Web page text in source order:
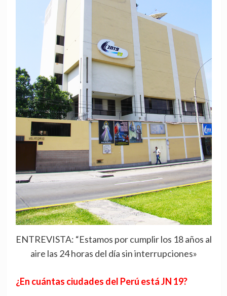
ENTREVISTA: “Estamos por cumplir los 18 años al
aire las 24 horas del día sin interrupciones»
¿En cuántas ciudades del Perú está JN 19?